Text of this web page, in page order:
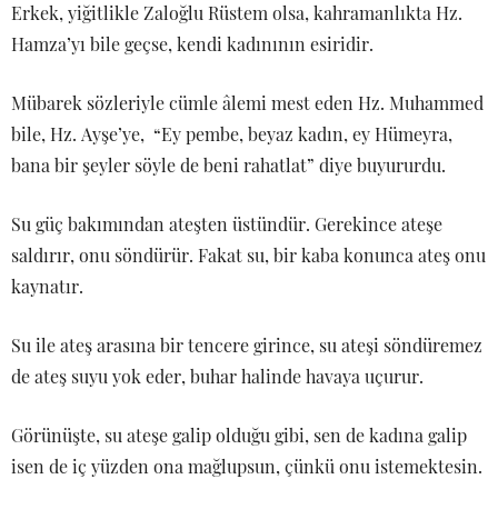
Erkek, yiğitlikle Zaloğlu Rüstem olsa, kahramanlıkta Hz.
Hamza’yı bile geçse, kendi kadınının esiridir.
Mübarek sözleriyle cümle âlemi mest eden Hz. Muhammed
bile, Hz. Ayşe’ye, “Ey pembe, beyaz kadın, ey Hümeyra,
bana bir şeyler söyle de beni rahatlat” diye buyururdu.
Su güç bakımından ateşten üstündür. Gerekince ateşe
saldırır, onu söndürür. Fakat su, bir kaba konunca ateş onu
kaynatır.
Su ile ateş arasına bir tencere girince, su ateşi söndüremez
de ateş suyu yok eder, buhar halinde havaya uçurur.
Görünüşte, su ateşe galip olduğu gibi, sen de kadına galip
isen de iç yüzden ona mağlupsun, çünkü onu istemektesin.